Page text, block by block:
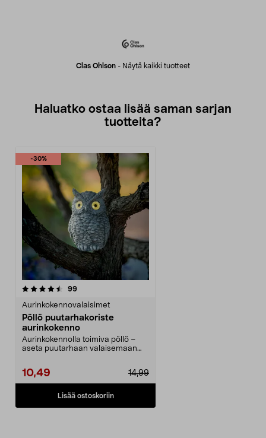
Clas Ohlson - Näytä kaikki tuotteet
Haluatko ostaa lisää saman sarjan
tuotteita?
-30%
99arvostelut
Aurinkokennovalaisimet
Pöllö puutarhakoriste
aurinkokenno
Aurinkokennolla toimiva pöllö –
aseta puutarhaan valaisemaan
14,99
10,49
Lisää ostoskoriin